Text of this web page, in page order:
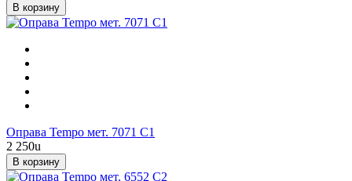
В корзину
Оправа Tempo мет. 7071 С1
2 250u
В корзину